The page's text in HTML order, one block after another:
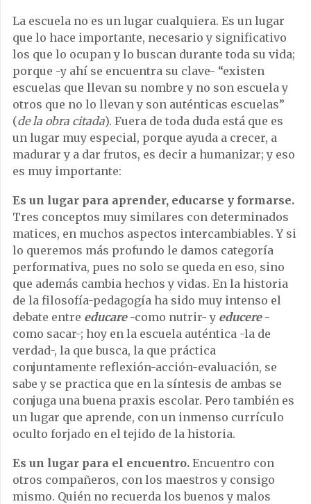
La escuela no es un lugar cualquiera. Es un lugar
que lo hace importante, necesario y significativo
los que lo ocupan y lo buscan durante toda su vida;
porque -y ahí se encuentra su clave- “existen
escuelas que llevan su nombre y no son escuela y
otros que no lo llevan y son auténticas escuelas”
(de la obra citada). Fuera de toda duda está que es
un lugar muy especial, porque ayuda a crecer, a
madurar y a dar frutos, es decir a humanizar; y eso
es muy importante:
Es un lugar para aprender, educarse y formarse.
Tres conceptos muy similares con determinados
matices, en muchos aspectos intercambiables. Y si
lo queremos más profundo le damos categoría
performativa, pues no solo se queda en eso, sino
que además cambia hechos y vidas. En la historia
de la filosofía-pedagogía ha sido muy intenso el
debate entre educare-como nutrir- y educere-
como sacar-; hoy en la escuela auténtica -la de
verdad-, la que busca, la que práctica
conjuntamente reflexión-acción-evaluación, se
sabe y se practica que en la síntesis de ambas se
conjuga una buena praxis escolar. Pero también es
un lugar que aprende, con un inmenso currículo
oculto forjado en el tejido de la historia.
Es un lugar para el encuentro. Encuentro con
otros compañeros, con los maestros y consigo
mismo. Quién no recuerda los buenos y malos